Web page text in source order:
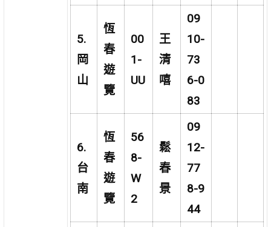
5.
岡
山
恆
春
遊
覽
00
1-
UU
王
清
嘻
09
10-
73
6-0
83
6.
台
南
恆
春
遊
覽
56
8-
W
2
鬆
春
景
09
12-
77
8-9
44